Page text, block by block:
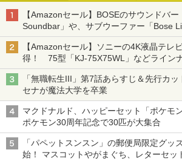
【Amazonセール】BOSEのサウンドバ
Soundbar」や、サブウーファー「Bose
Subwoofer」などお買い得！
【Amazonセール】ソニーの4K液晶テレ
得！ 75型「KJ-75X75WL」などライン
「無職転生III」第7話あらすじ＆先行カ
セナが魔法大学を卒業
マクドナルド、ハッピーセット「ポケモ
ポケモン30周年記念で30匹が大集合
「パペットスンスン」の郵便局限定グッ
始！ マスコットやがまぐち、レターセッ